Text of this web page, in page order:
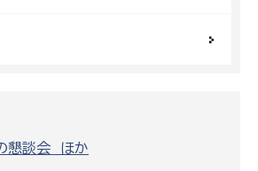
懇談会 ほか